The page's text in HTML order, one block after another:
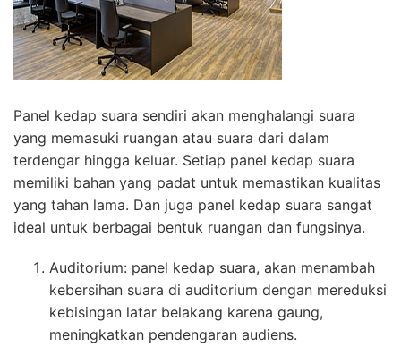
Panel kedap suara sendiri akan menghalangi suara
yang memasuki ruangan atau suara dari dalam
terdengar hingga keluar. Setiap panel kedap suara
memiliki bahan yang padat untuk memastikan kualitas
yang tahan lama. Dan juga panel kedap suara sangat
ideal untuk berbagai bentuk ruangan dan fungsinya.
Auditorium: panel kedap suara, akan menambah
kebersihan suara di auditorium dengan mereduksi
kebisingan latar belakang karena gaung,
meningkatkan pendengaran audiens.